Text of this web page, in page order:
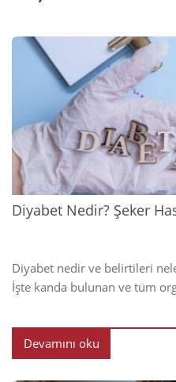
Diyabet Nedir? Şeker
Diyabet nedir ve belirtileri
İşte kanda bulunan ve tüm
Devamını oku